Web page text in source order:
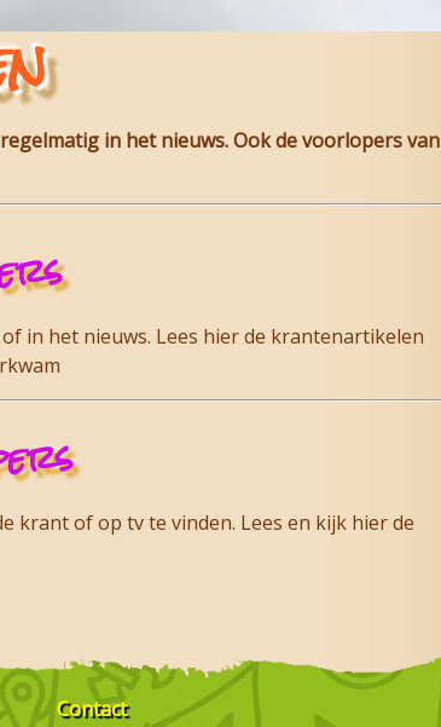
in het nieuws. Ook de voorlopers van
in het nieuws. Lees hier de krantenartikelen
krant of op tv te vinden. Lees en kijk hier de
Contact